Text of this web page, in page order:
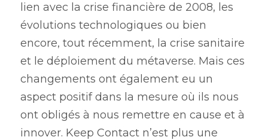
lien avec la crise financière de 2008, les
évolutions technologiques ou bien
encore, tout récemment, la crise sanitaire
et le déploiement du métaverse. Mais ces
changements ont également eu un
aspect positif dans la mesure où ils nous
ont obligés à nous remettre en cause et à
innover. Keep Contact n’est plus une